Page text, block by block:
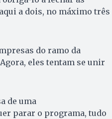
a dois, no máximo três
do ramo da
eles tentam se unir
de uma
parar o programa, tudo